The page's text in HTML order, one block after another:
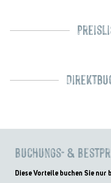
Buchungs- &
Diese Vorteile buchen Sie nur